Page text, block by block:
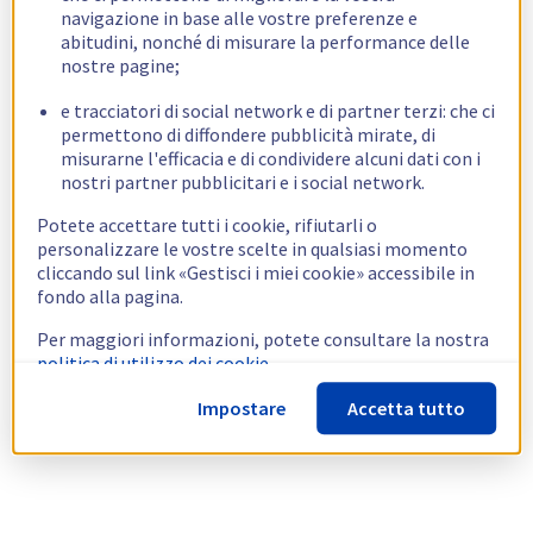
navigazione in base alle vostre preferenze e
abitudini, nonché di misurare la performance delle
nostre pagine;
e tracciatori di social network e di partner terzi: che ci
permettono di diffondere pubblicità mirate, di
misurarne l'efficacia e di condividere alcuni dati con i
nostri partner pubblicitari e i social network.
Potete accettare tutti i cookie, rifiutarli o
personalizzare le vostre scelte in qualsiasi momento
cliccando sul link «Gestisci i miei cookie» accessibile in
fondo alla pagina.
Per maggiori informazioni, potete consultare la nostra
politica di utilizzo dei cookie.
Impostare
Accetta tutto